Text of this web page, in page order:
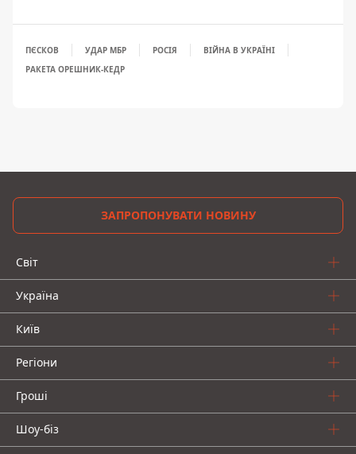
ПЄСКОВ УДАР МБР РОСІЯ
ВІЙНА В УКРАЇНІ
РАКЕТА ОРЕШНИК-КЕДР
ЗАПРОПОНУВАТИ НОВИНУ
Світ
Україна
Київ
Регіони
Гроші
Шоу-біз